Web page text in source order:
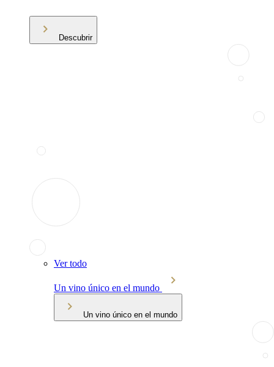
Descubrir
Ver todo
Un vino único en el mundo
Un vino único en el mundo